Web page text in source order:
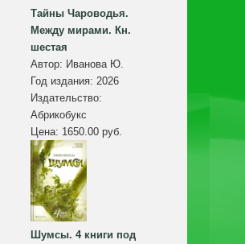
Тайны Чароводья.
Между мирами. Кн.
шестая
Автор: Иванова Ю.
Год издания: 2026
Издательство:
Абрикобукс
Цена: 1650.00 руб.
Шумсы. 4 книги под